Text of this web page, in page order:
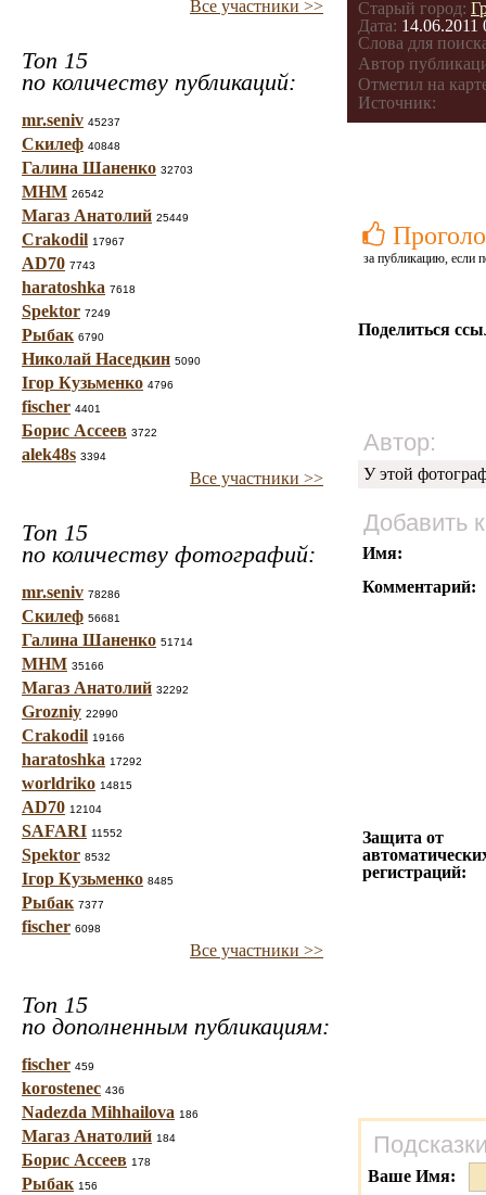
Все участники >>
Топ 15
по количеству публикаций:
mr.seniv 45237
Скилеф 40848
Галина Шаненко 32703
МНМ 26542
Магаз Анатолий 25449
Crakodil 17967
AD70 7743
haratoshka 7618
Spektor 7249
Рыбак 6790
Николай Наседкин 5090
Ігор Кузьменко 4796
fischer 4401
Борис Ассеев 3722
alek48s 3394
Все участники >>
Топ 15
по количеству фотографий:
mr.seniv 78286
Скилеф 56681
Галина Шаненко 51714
МНМ 35166
Магаз Анатолий 32292
Grozniy 22990
Crakodil 19166
haratoshka 17292
worldriko 14815
AD70 12104
SAFARI 11552
Spektor 8532
Ігор Кузьменко 8485
Рыбак 7377
fischer 6098
Все участники >>
Топ 15
по дополненным публикациям:
fischer 459
korostenec 436
Nadezda Mihhailova 186
Магаз Анатолий 184
Борис Ассеев 178
Рыбак 156
Старый город:
Дата: 14.06.2011
Слова для
Автор
Отметил на
Источник:
за публикацию, если
Поделиться
Автор:
У этой
Добавить
Имя:
Комментарий:
Защита от
регистраций:
Ваше Имя: